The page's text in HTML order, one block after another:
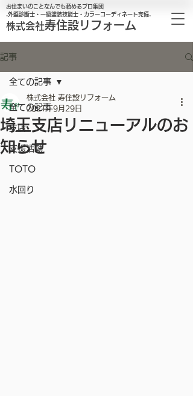
株式会社寿住設リフォーム
お住まいのことなんでも頼めるプロ集団
₋外壁診断士・一級塗装技能士・カラーコーディネート完備₋
記事
全ての記事
支店
支援活動
TOTO
水回り
全ての記事
埼玉支店リニューアルのお
知らせ
株式会社 寿住設リフォーム
2021年9月29日